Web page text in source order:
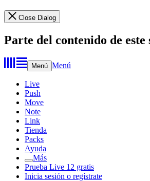
Close Dialog
Parte del contenido de
Menú Menú
Live
Push
Move
Note
Link
Tienda
Packs
Ayuda
Más
Prueba Live 12 gratis
Inicia sesión o regístrate